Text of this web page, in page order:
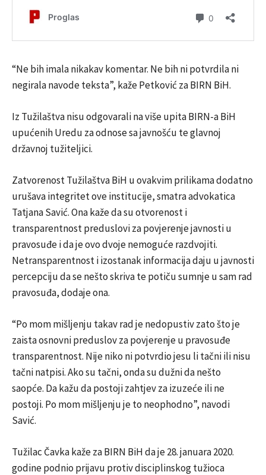
“Ne bih imala nikakav komentar. Ne bih ni potvrdila ni
negirala navode teksta”, kaže Petković za BIRN BiH.
Iz Tužilaštva nisu odgovarali na više upita BIRN-a BiH
upućenih Uredu za odnose sa javnošću te glavnoj
državnoj tužiteljici.
Zatvorenost Tužilaštva BiH u ovakvim prilikama dodatno
urušava integritet ove institucije, smatra advokatica
Tatjana Savić. Ona kaže da su otvorenost i
transparentnost preduslovi za povjerenje javnosti u
pravosuđe i da je ovo dvoje nemoguće razdvojiti.
Netransparentnost i izostanak informacija daju u javnosti
percepciju da se nešto skriva te potiču sumnje u sam rad
pravosuđa, dodaje ona.
“Po mom mišljenju takav rad je nedopustiv zato što je
zaista osnovni preduslov za povjerenje u pravosuđe
transparentnost. Nije niko ni potvrdio jesu li tačni ili nisu
tačni natpisi. Ako su tačni, onda su dužni da nešto
saopće. Da kažu da postoji zahtjev za izuzeće ili ne
postoji. Po mom mišljenju je to neophodno”, navodi
Savić.
Tužilac Čavka kaže za BIRN BiH da je 28. januara 2020.
godine podnio prijavu protiv disciplinskog tužioca